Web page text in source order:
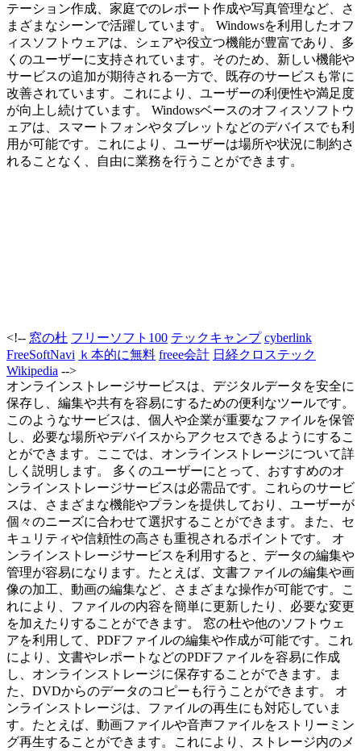
テーション作成、家庭でのレポート作成や写真管理など、さ
まざまなシーンで活躍しています。 Windowsを利用したオフ
ィスソフトウェアは、シェアや役立つ機能が豊富であり、多
くのユーザーに支持されています。そのため、新しい機能や
サービスの追加が期待される一方で、既存のサービスも常に
改善されています。これにより、ユーザーの利便性や満足度
が向上し続けています。 Windowsベースのオフィスソフトウ
ェアは、スマートフォンやタブレットなどのデバイスでも利
用が可能です。これにより、ユーザーは場所や状況に制約さ
れることなく、自由に業務を行うことができます。
<!-- 窓の杜 フリーソフト100 テックキャンプ cyberlink
FreeSoftNavi ｋ本的に無料 freee会計 日経クロステック
Wikipedia -->
オンラインストレージサービスは、デジタルデータを安全に
保存し、編集や共有を容易にするための便利なツールです。
このようなサービスは、個人や企業が重要なファイルを保管
し、必要な場所やデバイスからアクセスできるようにするこ
とができます。ここでは、オンラインストレージについて詳
しく説明します。 多くのユーザーにとって、おすすめのオ
ンラインストレージサービスは必需品です。これらのサービ
スは、さまざまな機能やプランを提供しており、ユーザーが
個々のニーズに合わせて選択することができます。また、セ
キュリティや信頼性の高さも重視されるポイントです。 オ
ンラインストレージサービスを利用すると、データの編集や
管理が容易になります。たとえば、文書ファイルの編集や画
像の加工、動画の編集など、さまざまな操作が可能です。こ
れにより、ファイルの内容を簡単に更新したり、必要な変更
を加えたりすることができます。 窓の杜や他のソフトウェ
アを利用して、PDFファイルの編集や作成が可能です。これ
により、文書やレポートなどのPDFファイルを容易に作成
し、オンラインストレージに保存することができます。ま
た、DVDからのデータのコピーも行うことができます。 オ
ンラインストレージは、ファイルの再生にも対応していま
す。たとえば、動画ファイルや音声ファイルをストリーミン
グ再生することができます。これにより、ストレージ内のメ